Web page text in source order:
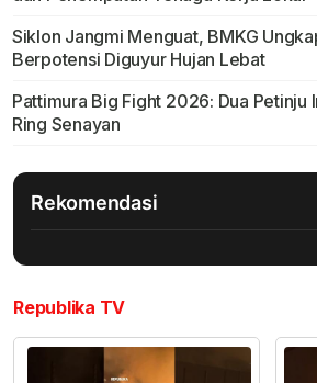
Siklon Jangmi Menguat, BMKG
Berpotensi Diguyur Hujan Lebat
Pattimura Big Fight 2026: Dua Petinju
Ring Senayan
Rekomendasi
Republika TV